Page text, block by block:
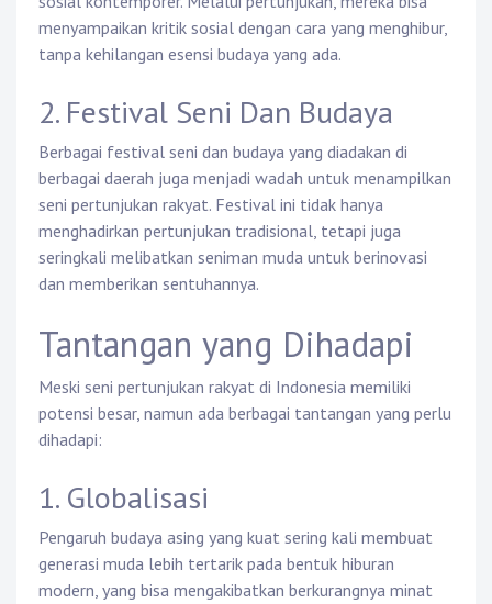
menyampaikan kritik sosial dengan cara yang menghibur,
tanpa kehilangan esensi budaya yang ada.
2. Festival Seni Dan Budaya
Berbagai festival seni dan budaya yang diadakan di
berbagai daerah juga menjadi wadah untuk menampilkan
seni pertunjukan rakyat. Festival ini tidak hanya
menghadirkan pertunjukan tradisional, tetapi juga
seringkali melibatkan seniman muda untuk berinovasi
dan memberikan sentuhannya.
Tantangan yang Dihadapi
Meski seni pertunjukan rakyat di Indonesia memiliki
potensi besar, namun ada berbagai tantangan yang perlu
dihadapi:
1. Globalisasi
Pengaruh budaya asing yang kuat sering kali membuat
generasi muda lebih tertarik pada bentuk hiburan
modern, yang bisa mengakibatkan berkurangnya minat